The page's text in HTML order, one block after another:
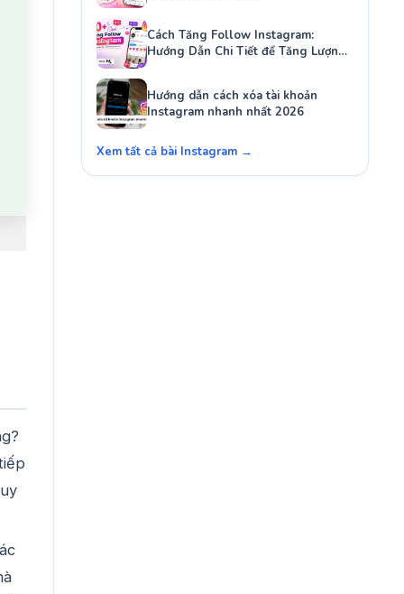
Cách Tăng Follow Instagram:
Hướng Dẫn Chi Tiết để Tăng Lượng
Người Theo Dõi Của Bạn
Hướng dẫn cách xóa tài khoản
Instagram nhanh nhất 2026
Xem tất cả bài Instagram →